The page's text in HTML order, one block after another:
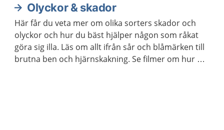
Olyckor & skador
Här får du veta mer om olika sorters skador och
olyckor och hur du bäst hjälper någon som råkat
göra sig illa. Läs om allt ifrån sår och blåmärken till
brutna ben och hjärnskakning. Se filmer om hur du